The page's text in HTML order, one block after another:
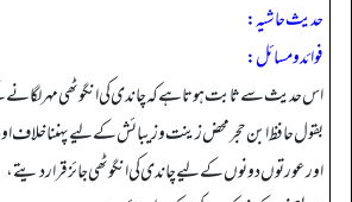
حدیث حاشیہ:
فوائد ومسائل:
اس حدیث سے ثابت ہوتا ہے کہ چاندی کی انگوٹھی مہر
بقول حافظ ابن حجر محض زینت و زیبائش کے لیے پہننا خلاف
اور عورتوں دونوں کے لیے چاندی کی انگوٹھی جائز قرار دیتے،